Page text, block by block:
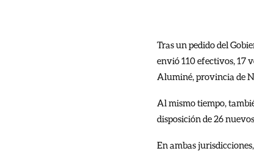
Tras un pedido del
envió 110 efectivos, 17
Aluminé, provincia de
Al mismo tiempo,
disposición de 26
En ambas